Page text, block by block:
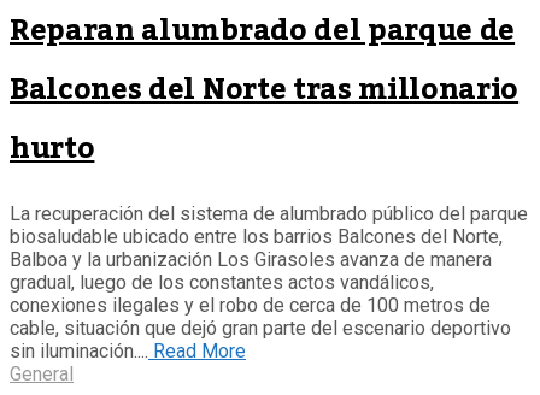
condiciones climáticas previstas para las próximas
semanas. Autoridades intensifican el monitoreo Ante
este panorama,...
General
Reparan alumbrado del parque de
Balcones del Norte tras millonario
hurto
La recuperación del sistema de alumbrado público del parque
biosaludable ubicado entre los barrios Balcones del Norte,
Balboa y la urbanización Los Girasoles avanza de manera
gradual, luego de los constantes actos vandálicos,
conexiones ilegales y el robo de cerca de 100 metros de
cable, situación que dejó gran parte del escenario deportivo
sin iluminación.... Read More
General